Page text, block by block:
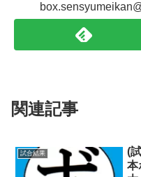
関連記事
試合結果
(
本